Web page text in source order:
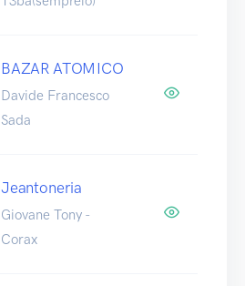
BAZAR ATOMICO
Davide Francesco
Sada
Jeantoneria
Giovane Tony -
Corax